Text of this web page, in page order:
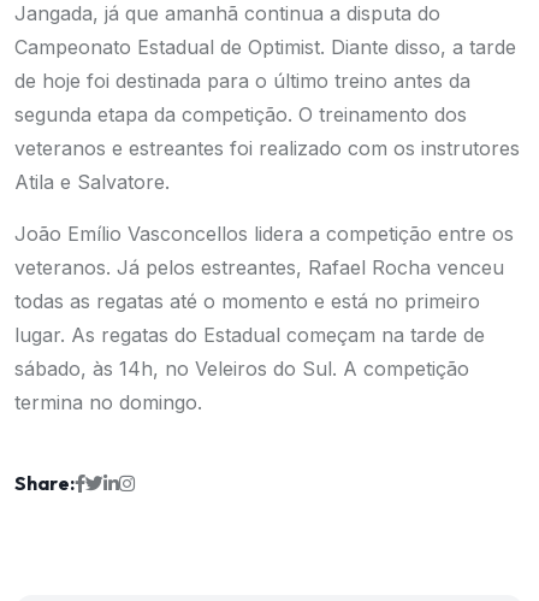
Jangada, já que amanhã continua a disputa do
Campeonato Estadual de Optimist. Diante disso, a tarde
de hoje foi destinada para o último treino antes da
segunda etapa da competição. O treinamento dos
veteranos e estreantes foi realizado com os instrutores
Atila e Salvatore.
João Emílio Vasconcellos lidera a competição entre os
veteranos. Já pelos estreantes, Rafael Rocha venceu
todas as regatas até o momento e está no primeiro
lugar. As regatas do Estadual começam na tarde de
sábado, às 14h, no Veleiros do Sul. A competição
termina no domingo.
Share: